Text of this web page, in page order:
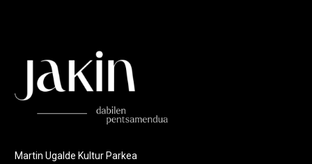
Martin Ugalde Kultur Parkea